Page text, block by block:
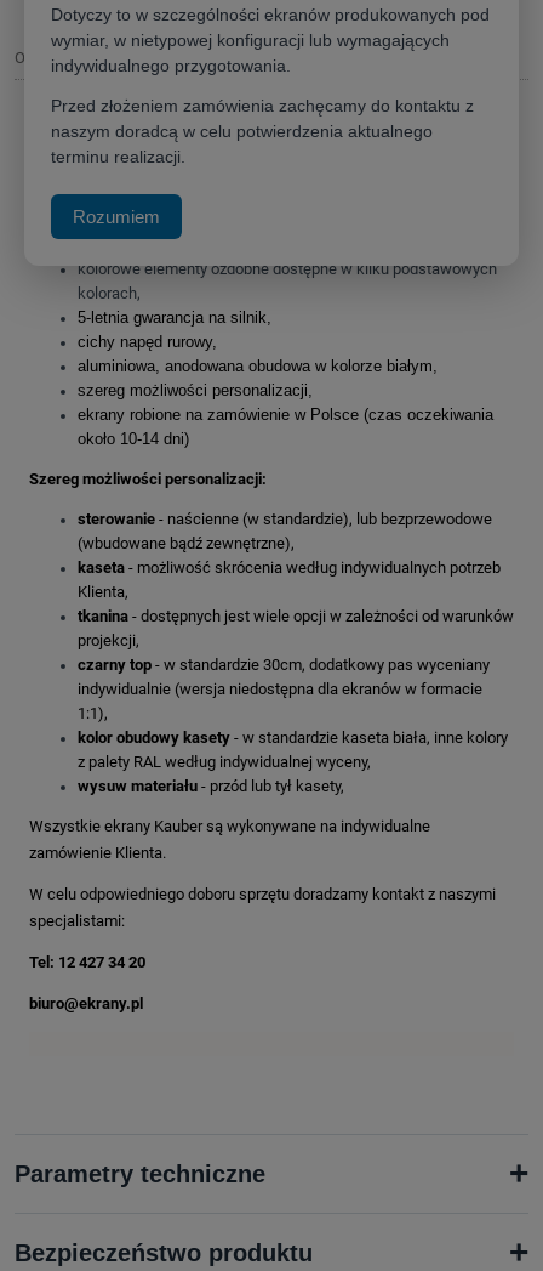
Opis
EkranKauber Red Label Tensioned
ekran elektrycznie rozwijany z napinaczami
zwiększony dystans pomiędzy powierzchnią projekcyjną a
ścianą, umożliwiający instalację ekranu bezpośrednio nad
płaskim TV,
kolorowe elementy ozdobne dostępne w kilku podstawowych
kolorach,
5-letnia gwarancja na silnik,
cichy napęd rurowy,
aluminiowa, anodowana obudowa w kolorze białym,
szereg możliwości personalizacji,
ekrany robione na zamówienie w Polsce (czas oczekiwania
około 10-14 dni)
Szereg możliwości personalizacji:
sterowanie - naścienne (w standardzie), lub bezprzewodowe
(wbudowane bądź zewnętrzne),
kaseta - możliwość skrócenia według indywidualnych potrzeb
Klienta,
tkanina - dostępnych jest wiele opcji w zależności od warunków
projekcji,
czarny top - w standardzie 30cm, dodatkowy pas wyceniany
indywidualnie (wersja niedostępna dla ekranów w formacie
1:1),
kolor obudowy kasety - w standardzie kaseta biała, inne kolory
z palety RAL według indywidualnej wyceny,
wysuw materiału - przód lub tył kasety,
Wszystkie ekrany Kauber są wykonywane na indywidualne
zamówienie Klienta.
W celu odpowiedniego doboru sprzętu doradzamy kontakt z naszymi
specjalistami:
Tel: 12 427 34 20
biuro@ekrany.pl
Parametry techniczne +
Bezpieczeństwo produktu +
Dotyczy to w szczególności ekranów produkowanych pod
wymiar, w nietypowej konfiguracji lub wymagających
indywidualnego przygotowania.
Przed złożeniem zamówienia zachęcamy do kontaktu z
naszym doradcą w celu potwierdzenia aktualnego
terminu realizacji.
Rozumiem